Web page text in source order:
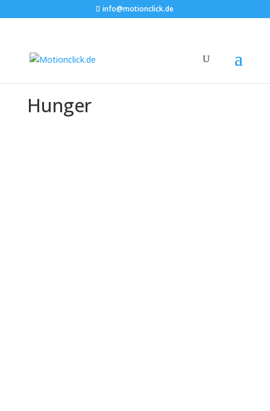
info@motionclick.de
Hunger